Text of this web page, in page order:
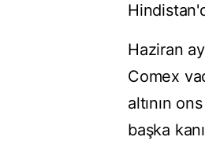
Haziran
Comex
altının
başka